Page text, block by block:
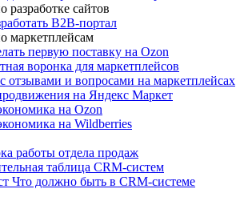
разработке сайтов
B2B-портал
маркетплейсам
первую поставку на Ozon
воронка для маркетплейсов
отзывами и вопросами на маркетплейсах
на Яндекс Маркет
на Ozon
на Wildberries
работы отдела продаж
таблица CRM-систем
Что должно быть в CRM-системе